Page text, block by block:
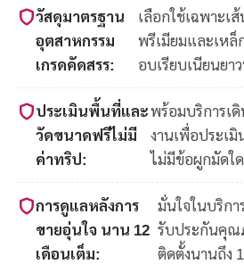
วัสดุมาตรฐาน
อุตสาหกรรม
เกรดคัดสรร:
เลือกใช้เฉพาะเ
พรีเมียมและเหล็
อบเรียบเนียนยา
ประเมินพื้นที่และ
วัดขนาดฟรีไม่มี
ค่าทริป:
พร้อมบริการเ
งานเพื่อประเ
ไม่มีข้อผูกมัดใ
การดูแลหลังการ
ขายอุ่นใจ นาน 12
เดือนเต็ม:
มั่นใจในบริกา
รับประกันคุณ
ติดตั้งนานถึง